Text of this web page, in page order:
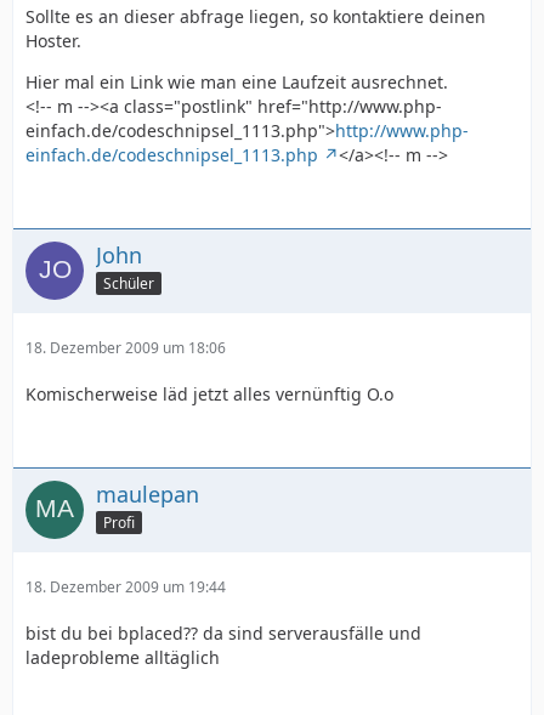
Sollte es an dieser abfrage liegen, so kontaktiere deinen
Hoster.
Hier mal ein Link wie man eine Laufzeit ausrechnet.
<!-- m --><a class="postlink" href="http://www.php-
einfach.de/codeschnipsel_1113.php">http://www.php-
einfach.de/codeschnipsel_1113.php
</a><!-- m -->
John
Schüler
18. Dezember 2009 um 18:06
Komischerweise läd jetzt alles vernünftig O.o
maulepan
Profi
18. Dezember 2009 um 19:44
bist du bei bplaced?? da sind serverausfälle und
ladeprobleme alltäglich